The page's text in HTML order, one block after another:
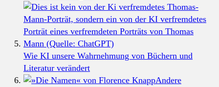
Wie KI unsere Wahrnehmung von Büchern und
Literatur verändert
Andere